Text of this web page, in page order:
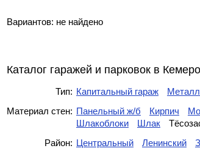
Вариантов: не найдено
Каталог гаражей и парковок в
Тип: Капитальный гараж
Материал стен: Панельный ж/б Кирпич
Шлакоблоки
Шлак
Район: Центральный Ленинский